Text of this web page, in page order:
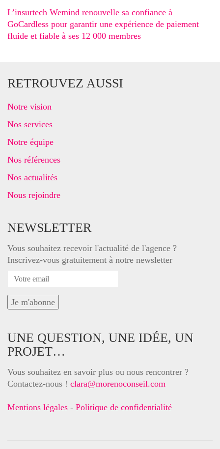
L’insurtech Wemind renouvelle sa confiance à
GoCardless pour garantir une expérience de paiement
fluide et fiable à ses 12 000 membres
RETROUVEZ AUSSI
Notre vision
Nos services
Notre équipe
Nos références
Nos actualités
Nous rejoindre
NEWSLETTER
Vous souhaitez recevoir l'actualité de l'agence ?
Inscrivez-vous gratuitement à notre newsletter
UNE QUESTION, UNE IDÉE, UN
PROJET…
Vous souhaitez en savoir plus ou nous rencontrer ?
Contactez-nous ! clara@morenoconseil.com
Mentions légales - Politique de confidentialité